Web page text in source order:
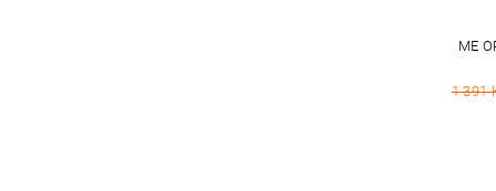
ME
1 391